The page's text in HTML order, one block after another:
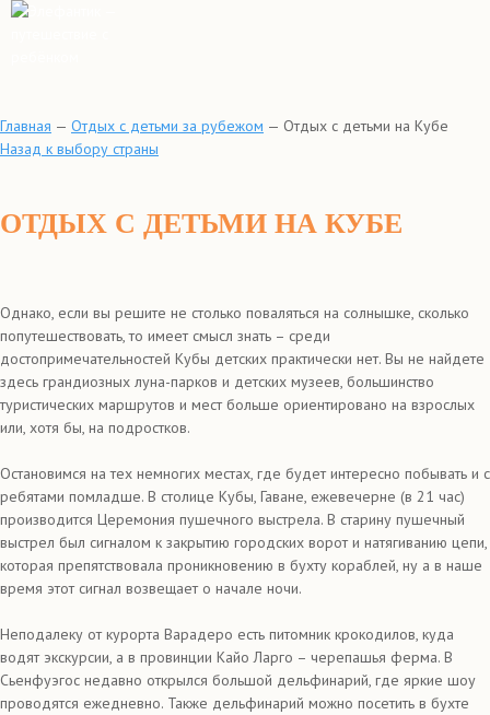
Главная — Отдых с детьми за рубежом — Отдых с детьми на Кубе
Назад к выбору страны
ОТДЫХ С ДЕТЬМИ НА КУБЕ
Однако, если вы решите не столько поваляться на солнышке, сколько
попутешествовать, то имеет смысл знать – среди
достопримечательностей Кубы детских практически нет. Вы не найдете
здесь грандиозных луна-парков и детских музеев, большинство
туристических маршрутов и мест больше ориентировано на взрослых
или, хотя бы, на подростков.
Остановимся на тех немногих местах, где будет интересно побывать и с
ребятами помладше. В столице Кубы, Гаване, ежевечерне (в 21 час)
производится Церемония пушечного выстрела. В старину пушечный
выстрел был сигналом к закрытию городских ворот и натягиванию цепи,
которая препятствовала проникновению в бухту кораблей, ну а в наше
время этот сигнал возвещает о начале ночи.
Неподалеку от курорта Варадеро есть питомник крокодилов, куда
водят экскурсии, а в провинции Кайо Ларго – черепашья ферма. В
Сьенфуэгос недавно открылся большой дельфинарий, где яркие шоу
проводятся ежедневно. Также дельфинарий можно посетить в бухте